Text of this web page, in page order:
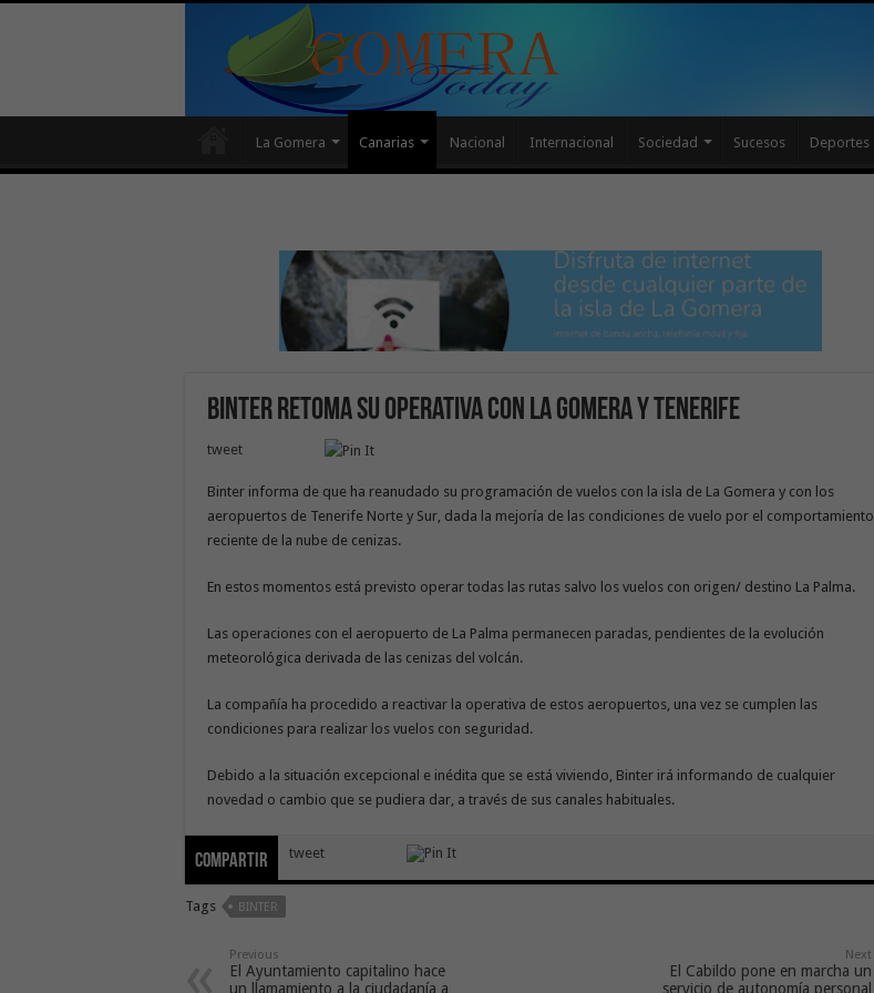
La Gomera Canarias Nacional Internacional Sociedad Sucesos Deportes
Binter retoma su operativa con La Gomera y Tenerife
tweet
Binter informa de que ha reanudado su programación de vuelos con la isla de La Gomera y con los
aeropuertos de Tenerife Norte y Sur, dada la mejoría de las condiciones de vuelo por el comportamiento
reciente de la nube de cenizas.
En estos momentos está previsto operar todas las rutas salvo los vuelos con origen/ destino La Palma.
Las operaciones con el aeropuerto de La Palma permanecen paradas, pendientes de la evolución
meteorológica derivada de las cenizas del volcán.
La compañía ha procedido a reactivar la operativa de estos aeropuertos, una vez se cumplen las
condiciones para realizar los vuelos con seguridad.
Debido a la situación excepcional e inédita que se está viviendo, Binter irá informando de cualquier
novedad o cambio que se pudiera dar, a través de sus canales habituales.
Compartir tweet
Tags BINTER
Previous
El Ayuntamiento capitalino hace
un llamamiento a la ciudadanía a
Next
El Cabildo pone en marcha un
servicio de autonomía personal